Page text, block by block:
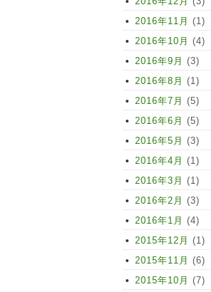
2016年11月 (1)
2016年10月 (4)
2016年9月 (3)
2016年8月 (1)
2016年7月 (5)
2016年6月 (5)
2016年5月 (3)
2016年4月 (1)
2016年3月 (1)
2016年2月 (3)
2016年1月 (4)
2015年12月 (1)
2015年11月 (6)
2015年10月 (7)